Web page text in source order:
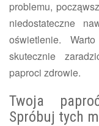
problemu,
niedostateczne
oświetlenie.
skutecznie
paproci zdrowie.
Twoja
Spróbuj tych